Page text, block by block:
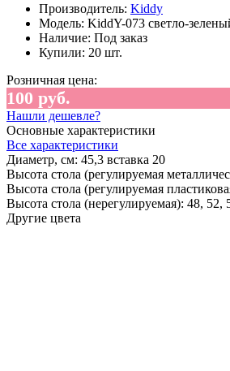
Производитель: Kiddy
Модель: KiddY-073 светло-
Наличие: Под заказ
Купили: 20 шт.
Розничная цена:
100 руб.
Нашли дешевле?
Основные характеристики
Все характеристики
Диаметр, см: 45,3 вставка 20
Высота стола (регулируемая
Высота стола (регулируемая
Высота стола (нерегулируемая): 48, 52,
Другие цвета